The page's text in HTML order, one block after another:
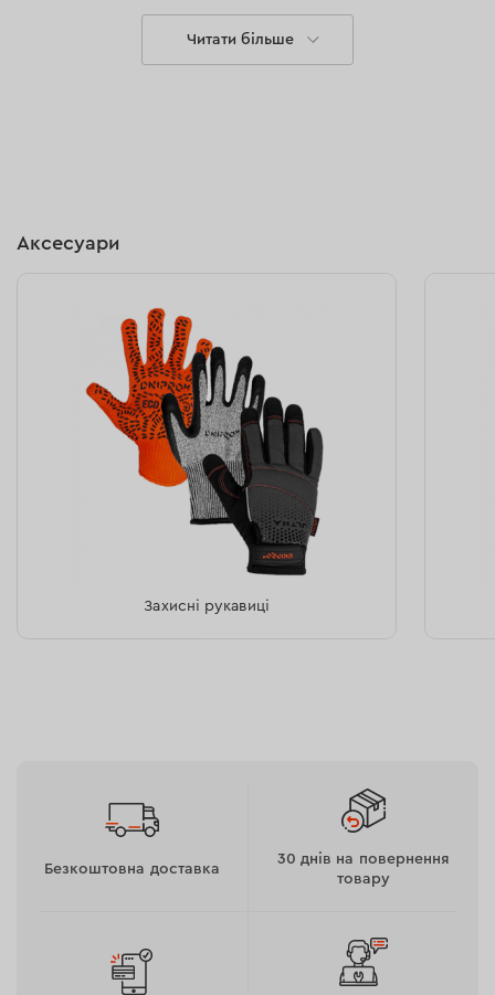
Травозбірник об'ємом 30 літрів виготовлений з
матеріалу.
Є можливість вибрати один із трьох режимів
висоти скошування: 25/45/60 мм.
Пристрій оснащений колекторним двигуном
оберти та продуктивність.
Читати більше
Аксесуари
Захисні рукавиці
Безкоштовна доставка
30 днів на повернення
товару